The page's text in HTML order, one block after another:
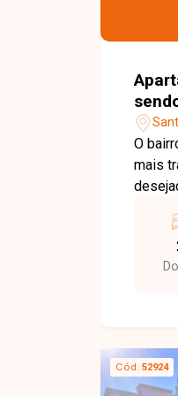
São
imóvel.
em
O
mais
morar
Cód. 52924